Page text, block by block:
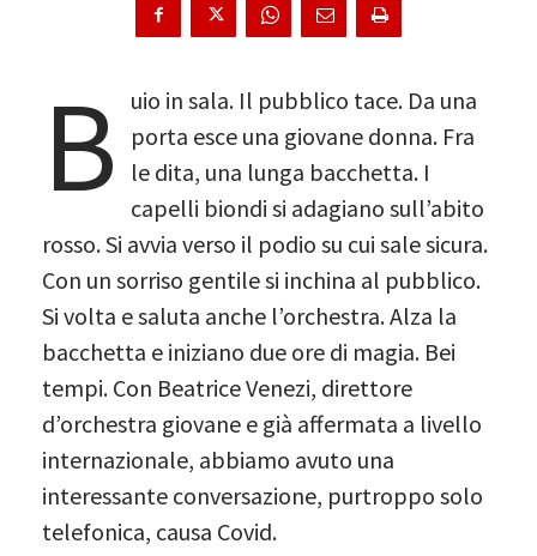
B
uio in sala. Il pubblico tace. Da una
porta esce una giovane donna. Fra
le dita, una lunga bacchetta. I
capelli biondi si adagiano sull’abito
rosso. Si avvia verso il podio su cui sale sicura.
Con un sorriso gentile si inchina al pubblico.
Si volta e saluta anche l’orchestra. Alza la
bacchetta e iniziano due ore di magia. Bei
tempi. Con Beatrice Venezi, direttore
d’orchestra giovane e già affermata a livello
internazionale, abbiamo avuto una
interessante conversazione, purtroppo solo
telefonica, causa Covid.